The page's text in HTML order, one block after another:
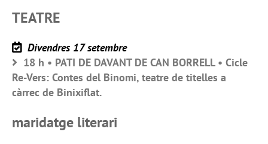
TEATRE
Divendres 17 setembre
18 h • PATI DE DAVANT DE CAN BORRELL • Cicle
Re-Vers: Contes del Binomi, teatre de titelles a
càrrec de Binixiflat.
maridatge literari